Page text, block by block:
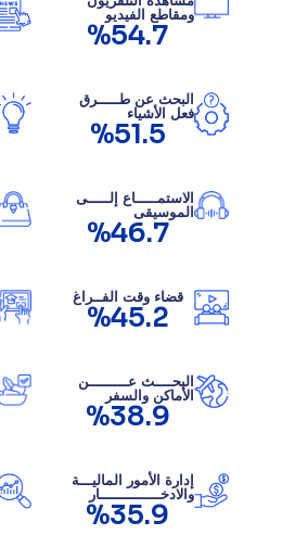
ومقاطع الفيديو
%54.7
البحث عن طـــــرق
فعل الأشياء
%51.5
الاستمـــــاع إلـــــى
الموسيقى
%46.7
قضاء وقت الفــراغ
%45.2
البحــــث عـــــــــن
الأماكن والسفر
%38.9
إدارة الأمور الماليـــة
والادخــــــــــــــار
%35.9